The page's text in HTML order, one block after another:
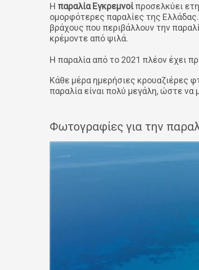
Η παραλία Εγκρεμνοίπροσελκύει
ομορφότερες παραλίες της
βράχους που περιβάλλουν την
κρέμοντε από ψιλά.
Η παραλία από το 2021 πλέον έχει
Κάθε μέρα ημερήσιες κρουαζιέρες
παραλία είναι πολύ μεγάλη, ώστε να
Φωτογραφίες για την